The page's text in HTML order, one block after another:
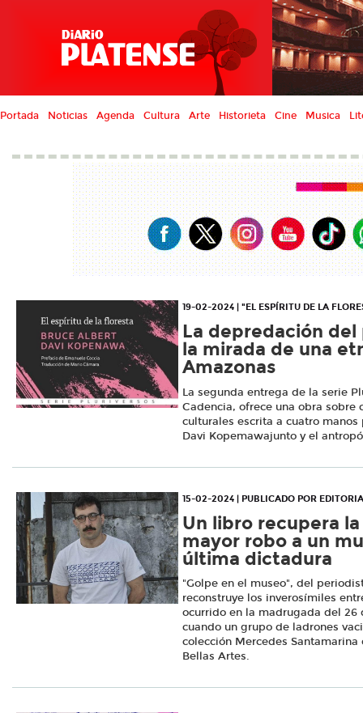
Portada Noticias Agenda Cultura Arte Historieta Cine Musica
19-02-2024 | "EL ESPÍRITU DE LA
La depredación
la mirada de una
Amazonas
La segunda entrega de la serie
Cadencia, ofrece una obra sobre
culturales escrita a cuatro
Davi Kopemawajunto y el
15-02-2024 | PUBLICADO POR
Un libro recupera
mayor robo a un
última dictadura
"Golpe en el museo", del
reconstruye los inverosímiles
ocurrido en la madrugada del 26
cuando un grupo de ladrones
colección Mercedes
Bellas Artes.